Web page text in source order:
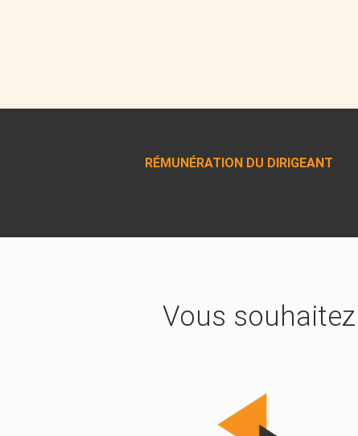
RÉMUNÉRATION DU DIRIGEANT
Vous souhaitez